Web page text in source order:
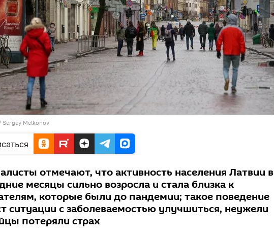
Melkonov
отмечают, что активность населения Латвии в
месяцы сильно возросла и стала близка к
которые были до пандемии; такое поведение
ситуации с заболеваемостью улучшиться, неужели
потеряли страх